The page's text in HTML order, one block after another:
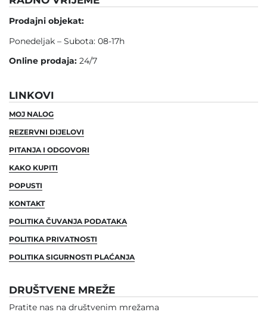
Prodajni objekat:
Ponedeljak – Subota: 08-17h
Online prodaja: 24/7
LINKOVI
MOJ NALOG
REZERVNI DIJELOVI
PITANJA I ODGOVORI
KAKO KUPITI
POPUSTI
KONTAKT
POLITIKA ČUVANJA PODATAKA
POLITIKA PRIVATNOSTI
POLITIKA SIGURNOSTI PLAĆANJA
DRUŠTVENE MREŽE
Pratite nas na društvenim mrežama